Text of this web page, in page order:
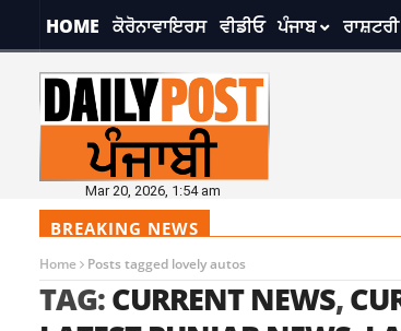
HOME ਕੋਰੋਨਾਵਾਇਰਸ ਵੀਡੀਓ ਪੰਜਾਬ ਰਾਸ਼ਟਰੀ
Mar 20, 2026, 1:54 am
BREAKING NEWS
Home Posts tagged lovely autos
TAG:CURRENT NEWS,